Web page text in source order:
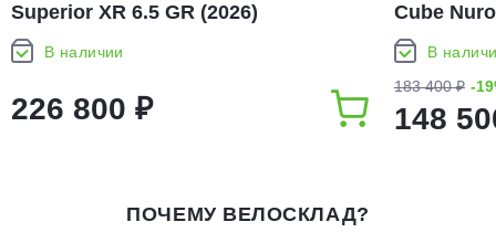
Superior XR 6.5 GR (2026)
В наличии
226 800 ₽
Cube
В
183 400 ₽ -
148
ПОЧЕМУ ВЕЛОСКЛАД?